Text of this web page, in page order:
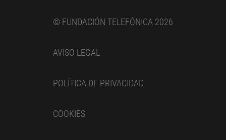
© FUNDACIÓN TELEFÓNICA 2026
AVISO LEGAL
POLÍTICA DE PRIVACIDAD
COOKIES